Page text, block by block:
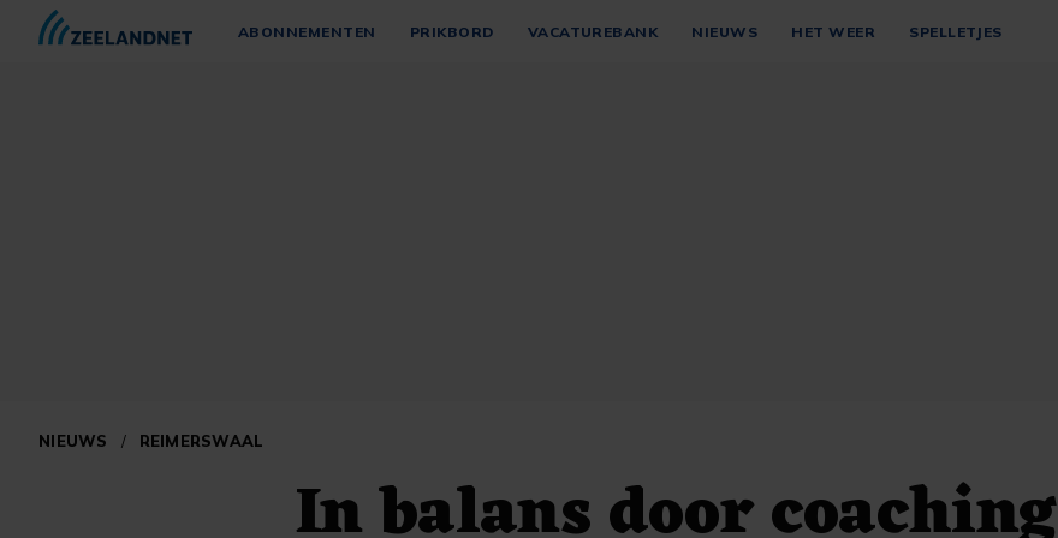
ABONNEMENTEN PRIKBORD VACATUREBANK NIEUWS HET WEER SPELLETJES
NIEUWS / REIMERSWAAL